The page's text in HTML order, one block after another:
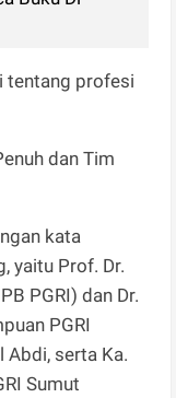
tentang profesi
dan Tim
kata
yaitu Prof. Dr.
PGRI) dan Dr.
PGRI
Abdi, serta Ka.
Sumut